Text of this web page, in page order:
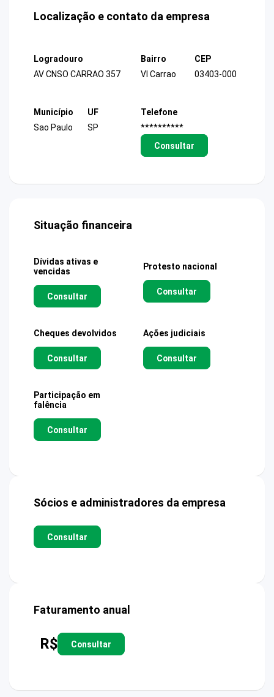
Localização e contato da empresa
Logradouro
AV CNSO CARRAO 357
Bairro
Vl Carrao
CEP
03403-000
Município
Sao Paulo
UF
SP
Telefone
**********
Consultar
Situação financeira
Dívidas ativas e
vencidas
Consultar
Protesto nacional
Consultar
Cheques devolvidos
Consultar
Ações judiciais
Consultar
Participação em
falência
Consultar
Sócios e administradores da empresa
Consultar
Faturamento anual
R$ Consultar